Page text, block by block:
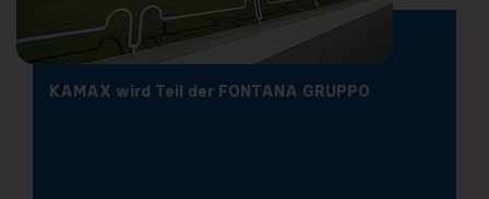
KAMAX wird Teil der FONTANA GRUPPO